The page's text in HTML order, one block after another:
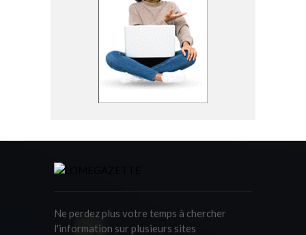
Ne perdez plus votre temps à chercher
l'information sur plusieurs sites